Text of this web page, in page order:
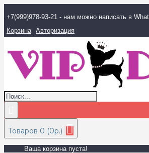
+7(999)978-93-21 - нам можно написать в
Корзина Авторизация
Товаров 0 (0р.)
Ваша корзина пуста!